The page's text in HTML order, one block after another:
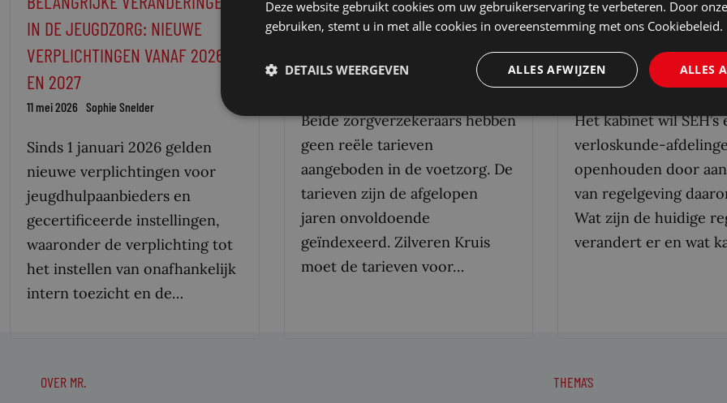
IN DE JEUGDZORG: NIEUWE
VERPLICHTINGEN VANAF 2026
EN 2027
11 mei 2026 Sophie Snelder
Sinds 1 januari 2026 gelden
nieuwe verplichtingen voor
jeugdhulpaanbieders en
gecertificeerde instellingen,
waaronder de verplichting tot
het instellen van onafhankelijk
intern toezicht en de…
MOETEN TARIEVEN IN DE
VOETZORG FORS VERHOGEN
29 oktober 2025 Sophie Snelder
Beide zorgverzekeraars hebben
geen reële tarieven
aangeboden in de voetzorg. De
tarieven zijn de afgelopen
jaren onvoldoende
geïndexeerd. Zilveren Kruis
moet de tarieven voor…
VOOR SLUITING VAN DE
SPOEDEISENDE HULP
28 mei 2025 Sophie Snelder
Het kabinet wil SEH’s
verloskunde-
openhouden door
van regelgeving
Wat zijn de huidige
verandert er en wat
OVER MR. THEMA'S
Deze website gebruikt cookies om uw gebruikerservaring te verbeteren. Door
gebruiken, stemt u in met alle cookies in overeenstemming met ons Cookiebeleid.
ALLES
ALLES AFWIJZEN
DETAILS WEERGEVEN